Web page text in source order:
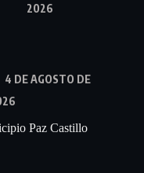
2026
4 DE AGOSTO DE
Paz Castillo